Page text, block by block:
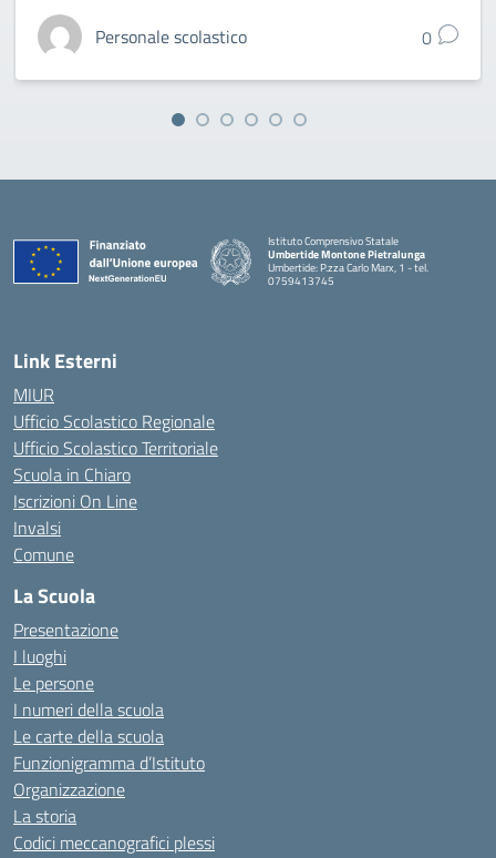
Personale scolastico 0
Istituto Comprensivo Statale
Umbertide Montone Pietralunga
Umbertide: P.zza Carlo Marx, 1 - tel.
0759413745
Link Esterni
MIUR
Ufficio Scolastico Regionale
Ufficio Scolastico Territoriale
Scuola in Chiaro
Iscrizioni On Line
Invalsi
Comune
La Scuola
Presentazione
I luoghi
Le persone
I numeri della scuola
Le carte della scuola
Funzionigramma d’Istituto
Organizzazione
La storia
Codici meccanografici plessi